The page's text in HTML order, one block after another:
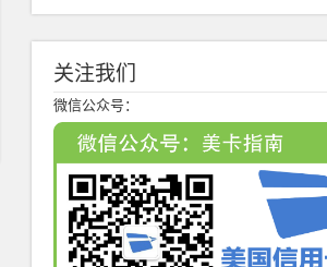
关注我们
微信公众号：